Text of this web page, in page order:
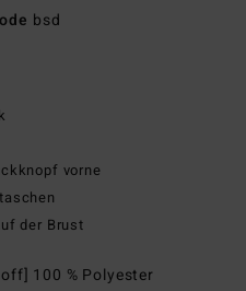
bsd
vorne
der Brust
100 % Polyester